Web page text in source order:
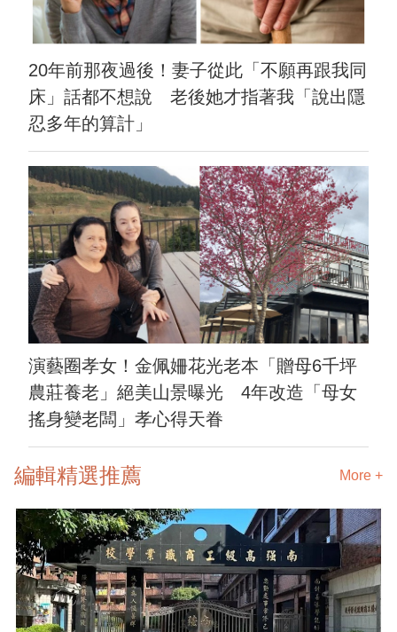
20年前那夜過後！妻子從此「不願再跟我同
床」話都不想說 老後她才指著我「說出隱
忍多年的算計」
演藝圈孝女！金佩姍花光老本「贈母6千坪
農莊養老」絕美山景曝光 4年改造「母女
搖身變老闆」孝心得天眷
編輯精選推薦 More +